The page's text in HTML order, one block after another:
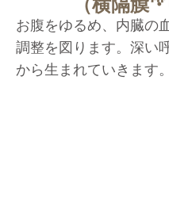
（横隔膜
お腹をゆるめ、内臓の
調整を図ります。深い
から生まれていきます。